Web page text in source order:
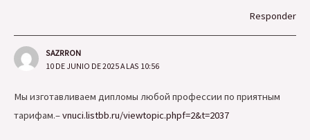
Responder
SAZRRON
10 DE JUNIO DE 2025 A LAS 10:56
Мы изготавливаем дипломы любой профессии по приятным
тарифам.–vnuci.listbb.ru/viewtopic.phpf=2&t=2037